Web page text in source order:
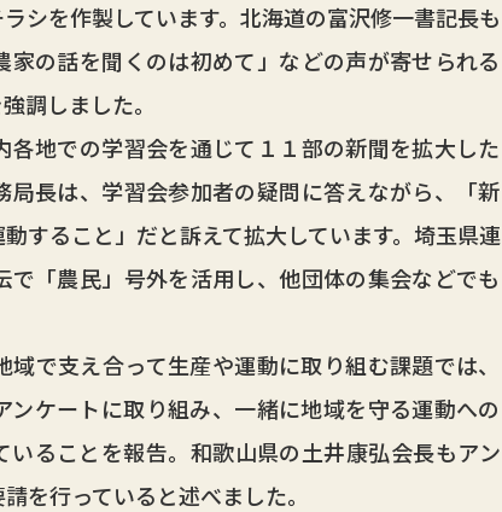
シを作製しています。北海道の富沢修一書記長も
の話を聞くのは初めて」などの声が寄せられる
調しました。
地での学習会を通じて１１部の新聞を拡大した
局長は、学習会参加者の疑問に答えながら、「新
すること」だと訴えて拡大しています。埼玉県連
「農民」号外を活用し、他団体の集会などでも
で支え合って生産や運動に取り組む課題では、
ケートに取り組み、一緒に地域を守る運動への
ることを報告。和歌山県の土井康弘会長もアン
を行っていると述べました。